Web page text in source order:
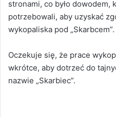
stronami, co było dowodem,
potrzebowali, aby uzyskać
wykopaliska pod „Skarbcem”.
Oczekuje się, że prace
wkrótce, aby dotrzeć do
nazwie „Skarbiec”.